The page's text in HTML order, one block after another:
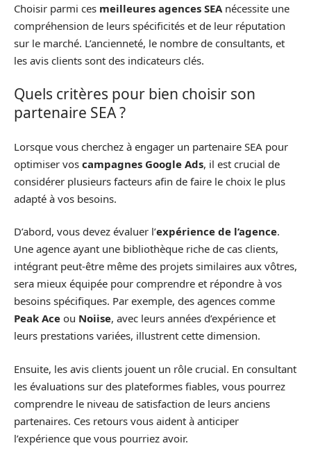
Choisir parmi ces meilleures agences SEA nécessite une
compréhension de leurs spécificités et de leur réputation
sur le marché. L’ancienneté, le nombre de consultants, et
les avis clients sont des indicateurs clés.
Quels critères pour bien choisir son
partenaire SEA ?
Lorsque vous cherchez à engager un partenaire SEA pour
optimiser vos campagnes Google Ads, il est crucial de
considérer plusieurs facteurs afin de faire le choix le plus
adapté à vos besoins.
D’abord, vous devez évaluer l’expérience de l’agence.
Une agence ayant une bibliothèque riche de cas clients,
intégrant peut-être même des projets similaires aux vôtres,
sera mieux équipée pour comprendre et répondre à vos
besoins spécifiques. Par exemple, des agences comme
Peak Ace ou Noiise, avec leurs années d’expérience et
leurs prestations variées, illustrent cette dimension.
Ensuite, les avis clients jouent un rôle crucial. En consultant
les évaluations sur des plateformes fiables, vous pourrez
comprendre le niveau de satisfaction de leurs anciens
partenaires. Ces retours vous aident à anticiper
l’expérience que vous pourriez avoir.